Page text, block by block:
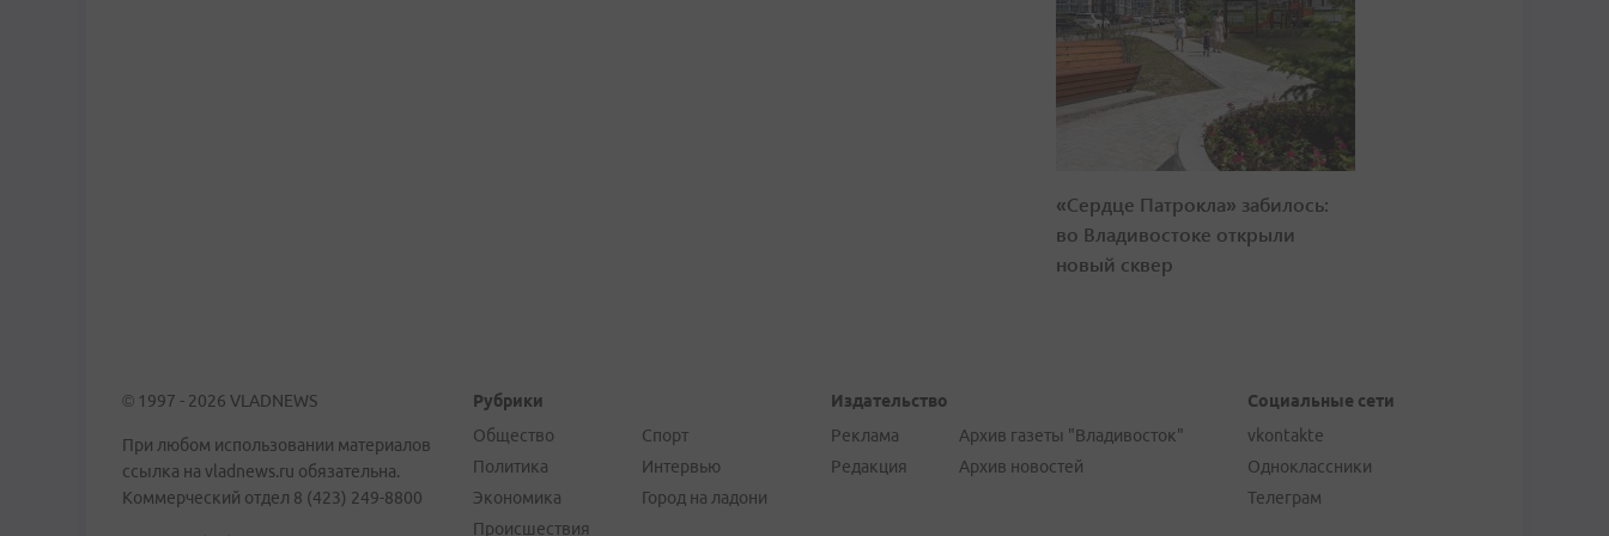
«Сердце Патрокла» забилось:
во Владивостоке открыли
новый сквер
© 1997 - 2026 VLADNEWS
При любом использовании материалов
ссылка на vladnews.ru обязательна.
Коммерческий отдел 8 (423) 249-8800
Рубрики
Общество
Политика
Экономика
Происшествия
Спорт
Интервью
Город на ладони
Издательство
Реклама
Редакция
Архив газеты "Владивосток"
Архив новостей
Социальные сети
vkontakte
Одноклассники
Телеграм